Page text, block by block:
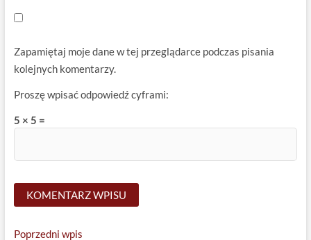
Zapamiętaj moje dane w tej przeglądarce podczas pisania
kolejnych komentarzy.
Proszę wpisać odpowiedź cyframi:
5 × 5 =
Poprzedni wpisPrevious